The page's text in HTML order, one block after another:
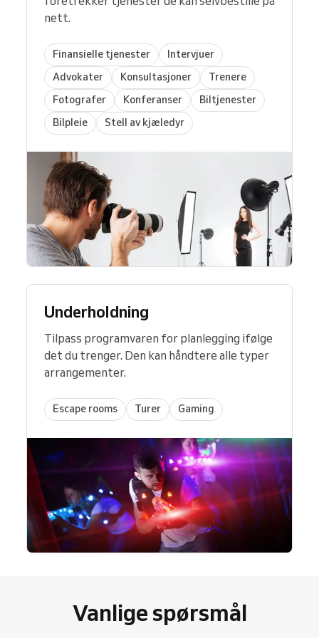
nett.
Finansielle tjenester
Intervjuer
Advokater
Konsultasjoner
Trenere
Fotografer
Konferanser
Biltjenester
Bilpleie
Stell av kjæledyr
Underholdning
Tilpass programvaren for planlegging ifølge
det du trenger. Den kan håndtere alle typer
arrangementer.
Escape rooms Turer Gaming
Vanlige spørsmål